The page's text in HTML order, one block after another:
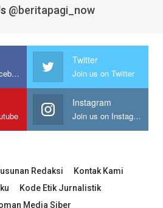
@beritapagi_now
Join us on Facebook
Twitter
Join us on Twitter
Instagram
Join us on Instagram
Redaksi
Kontak Kami
Kode Etik Jurnalistik
Media Siber